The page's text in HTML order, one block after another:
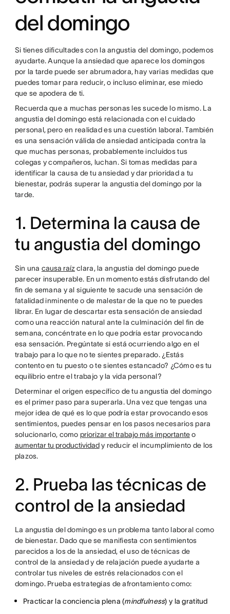
del domingo
Si tienes dificultades con la angustia del domingo, podemos
ayudarte. Aunque la ansiedad que aparece los domingos
por la tarde puede ser abrumadora, hay varias medidas que
puedes tomar para reducir, o incluso eliminar, ese miedo
que se apodera de ti.
Recuerda que a muchas personas les sucede lo mismo. La
angustia del domingo está relacionada con el cuidado
personal, pero en realidad es una cuestión laboral. También
es una sensación válida de ansiedad anticipada contra la
que muchas personas, probablemente incluidos tus
colegas y compañeros, luchan. Si tomas medidas para
identificar la causa de tu ansiedad y dar prioridad a tu
bienestar, podrás superar la angustia del domingo por la
tarde.
1. Determina la causa de
tu angustia del domingo
Sin una causa raízclara, la angustia del domingo puede
parecer insuperable. En un momento estás disfrutando del
fin de semana y al siguiente te sacude una sensación de
fatalidad inminente o de malestar de la que no te puedes
librar. En lugar de descartar esta sensación de ansiedad
como una reacción natural ante la culminación del fin de
semana, concéntrate en lo que podría estar provocando
esa sensación. Pregúntate si está ocurriendo algo en el
trabajo para lo que no te sientes preparado. ¿Estás
contento en tu puesto o te sientes estancado? ¿Cómo es tu
equilibrio entre el trabajo y la vida personal?
Determinar el origen específico de tu angustia del domingo
es el primer paso para superarla. Una vez que tengas una
mejor idea de qué es lo que podría estar provocando esos
sentimientos, puedes pensar en los pasos necesarios para
solucionarlo, como priorizar el trabajo más importanteo
aumentar tu productividady reducir el incumplimiento de los
plazos.
2. Prueba las técnicas de
control de la ansiedad
La angustia del domingo es un problema tanto laboral como
de bienestar. Dado que se manifiesta con sentimientos
parecidos a los de la ansiedad, el uso de técnicas de
control de la ansiedad y de relajación puede ayudarte a
controlar tus niveles de estrés relacionados con el
domingo. Prueba estrategias de afrontamiento como:
Practicar la conciencia plena (mindfulness) y la gratitud